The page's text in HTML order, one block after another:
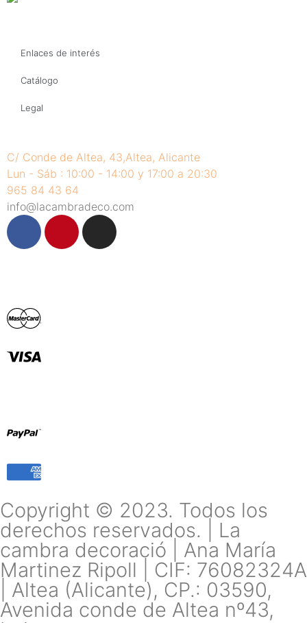
Enlaces de interés​
Catálogo
Legal
C/ Conde de Altea, 43,Altea, Alicante
Lun - Sáb : 10:00 - 14:00 y 17:00 a 20:30
965 84 43 64
info@lacambradeco.com
Copyright © 2023. Todos los
derechos reservados. | La
cambra decoració | Ana María
Martinez Ripoll | CIF: 76082324A
| Altea (Alicante), CP.: 03590,
Avenida conde de Altea nº43,